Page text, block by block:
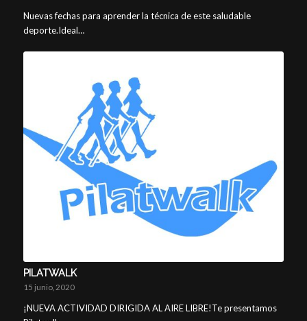
Nuevas fechas para aprender la técnica de este saludable
deporte.Ideal…
PILATWALK
15 junio, 2020
¡NUEVA ACTIVIDAD DIRIGIDA AL AIRE LIBRE!Te presentamos